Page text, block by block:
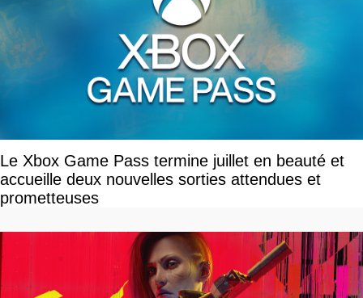
Le Xbox Game Pass termine juillet en beauté et
accueille deux nouvelles sorties attendues et
prometteuses